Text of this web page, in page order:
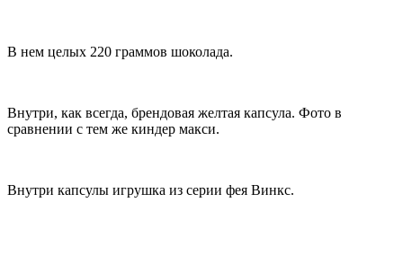
В нем целых 220 граммов шоколада.
Внутри, как всегда, брендовая желтая капсула. Фото в
сравнении с тем же киндер макси.
Внутри капсулы игрушка из серии фея Винкс.